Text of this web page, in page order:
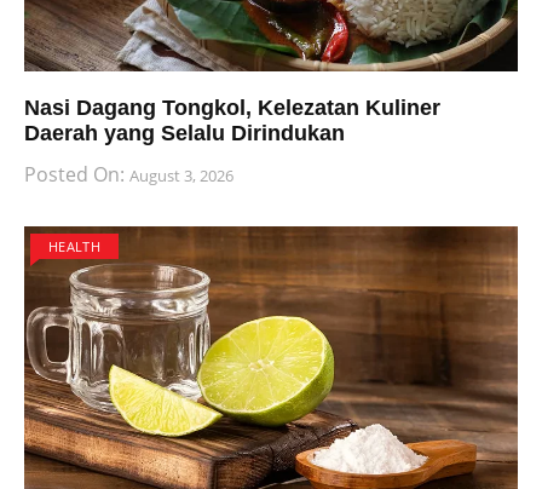
Nasi Dagang Tongkol, Kelezatan Kuliner
Daerah yang Selalu Dirindukan
Posted On: August 3, 2026
HEALTH